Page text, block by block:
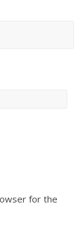
for the